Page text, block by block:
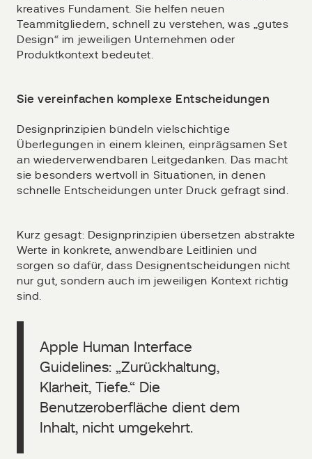
kreatives Fundament. Sie helfen neuen
Teammitgliedern, schnell zu verstehen, was „gutes
Design“ im jeweiligen Unternehmen oder
Produktkontext bedeutet.
Sie vereinfachen komplexe Entscheidungen
Designprinzipien bündeln vielschichtige
Überlegungen in einem kleinen, einprägsamen Set
an wiederverwendbaren Leitgedanken. Das macht
sie besonders wertvoll in Situationen, in denen
schnelle Entscheidungen unter Druck gefragt sind.
Kurz gesagt: Designprinzipien übersetzen abstrakte
Werte in konkrete, anwendbare Leitlinien und
sorgen so dafür, dass Designentscheidungen nicht
nur gut, sondern auch im jeweiligen Kontext richtig
sind.
Apple Human Interface
Guidelines: „Zurückhaltung,
Klarheit, Tiefe.“ Die
Benutzeroberfläche dient dem
Inhalt, nicht umgekehrt.